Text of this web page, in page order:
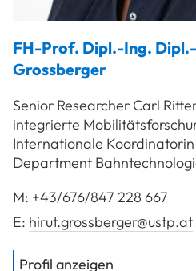
FH-Prof. Dipl.-Ing.
Grossberger
Senior Researcher Carl
integrierte
Internationale Koordinatorin
Department
M: +43/676/847 228 667
E: hirut.grossberger@ustp.at
Profil anzeigen